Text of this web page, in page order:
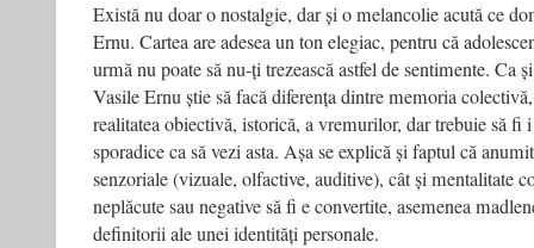
Există nu doar o nostalgie, dar și o melancolie acută ce
Ernu. Cartea are adesea un ton elegiac, pentru că
urmă nu poate să nu-ți trezească astfel de sentimente. Ca
Vasile Ernu știe să facă diferența dintre memoria
realitatea obiectivă, istorică, a vremurilor, dar trebuie să fi
sporadice ca să vezi asta. Așa se explică și faptul că
senzoriale (vizuale, olfactive, auditive), cât și mentalitate
neplăcute sau negative să fi e convertite, asemenea
definitorii ale unei identități personale.